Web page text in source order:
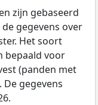
zijn gebaseerd
gegevens over
Het soort
bepaald voor
(panden met
gegevens